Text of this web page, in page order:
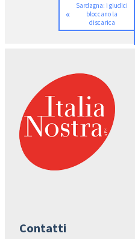
«
Sardagna: i giudici
bloccano la
discarica
Contatti